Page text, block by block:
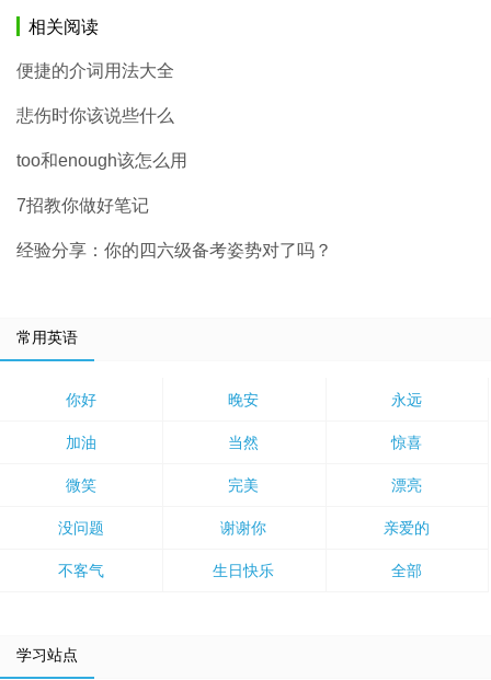
相关阅读
便捷的介词用法大全
悲伤时你该说些什么
too和enough该怎么用
7招教你做好笔记
经验分享：你的四六级备考姿势对了吗？
常用英语
你好 晚安 永远
加油 当然 惊喜
微笑 完美 漂亮
没问题 谢谢你 亲爱的
不客气 生日快乐 全部
学习站点